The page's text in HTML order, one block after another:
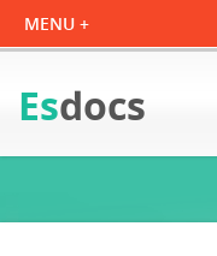
Esdocs